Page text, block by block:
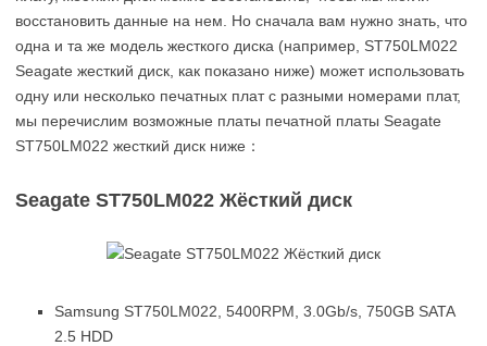
восстановить данные на нем. Но сначала вам нужно знать, что
одна и та же модель жесткого диска (например, ST750LM022
Seagate жесткий диск, как показано ниже) может использовать
одну или несколько печатных плат с разными номерами плат,
мы перечислим возможные платы печатной платы Seagate
ST750LM022 жесткий диск ниже：
Seagate ST750LM022 Жёсткий диск
Samsung ST750LM022, 5400RPM, 3.0Gb/s, 750GB SATA
2.5 HDD